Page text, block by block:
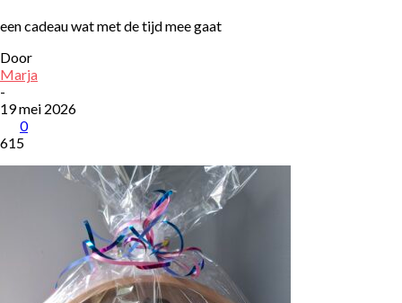
een cadeau wat met de tijd mee gaat
Door
Marja
-
19 mei 2026
0
615